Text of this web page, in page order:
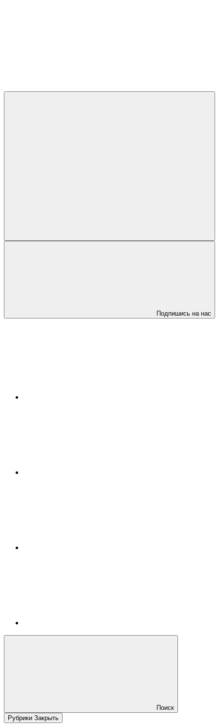
Подпишись на нас
Поиск
Рубрики Закрыть